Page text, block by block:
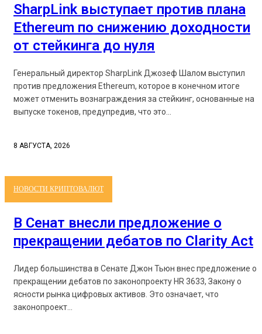
SharpLink выступает против плана
Ethereum по снижению доходности
от стейкинга до нуля
Генеральный директор SharpLink Джозеф Шалом выступил
против предложения Ethereum, которое в конечном итоге
может отменить вознаграждения за стейкинг, основанные на
выпуске токенов, предупредив, что это...
8 АВГУСТА, 2026
НОВОСТИ КРИПТОВАЛЮТ
В Сенат внесли предложение о
прекращении дебатов по Clarity Act
Лидер большинства в Сенате Джон Тьюн внес предложение о
прекращении дебатов по законопроекту HR 3633, Закону о
ясности рынка цифровых активов. Это означает, что
законопроект...